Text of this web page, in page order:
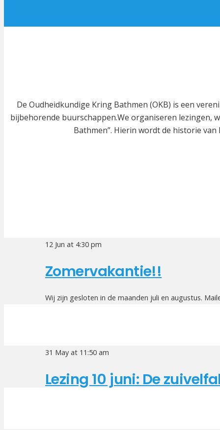
De Oudheidkundige Kring Bathmen (OKB) is een
bijbehorende buurschappen.We organiseren lezingen,
Bathmen”. Hierin wordt de historie
12 Jun at 4:30 pm
Zomervakantie!!
Wij zijn gesloten in de maanden juli en augustus.
31 May at 11:50 am
Lezing 10 juni: De